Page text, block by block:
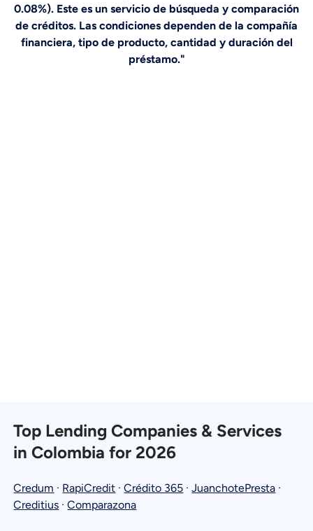
0.08%). Este es un servicio de búsqueda y comparación
de créditos. Las condiciones dependen de la compañía
financiera, tipo de producto, cantidad y duración del
préstamo."
Top Lending Companies & Services
in Colombia for 2026
Credum · RapiCredit ·Crédito 365 ·JuanchotePresta ·
Creditius ·Comparazona